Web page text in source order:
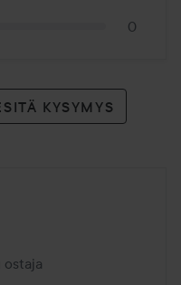
0
KYSYMYS
sitten